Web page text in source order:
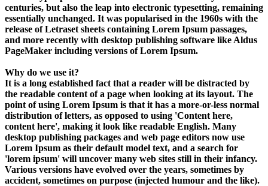
centuries, but also the leap into electronic typesetting, remaining
essentially unchanged. It was popularised in the 1960s with the
release of Letraset sheets containing Lorem Ipsum passages,
and more recently with desktop publishing software like Aldus
PageMaker including versions of Lorem Ipsum.
Why do we use it?
It is a long established fact that a reader will be distracted by
the readable content of a page when looking at its layout. The
point of using Lorem Ipsum is that it has a more-or-less normal
distribution of letters, as opposed to using 'Content here,
content here', making it look like readable English. Many
desktop publishing packages and web page editors now use
Lorem Ipsum as their default model text, and a search for
'lorem ipsum' will uncover many web sites still in their infancy.
Various versions have evolved over the years, sometimes by
accident, sometimes on purpose (injected humour and the like).